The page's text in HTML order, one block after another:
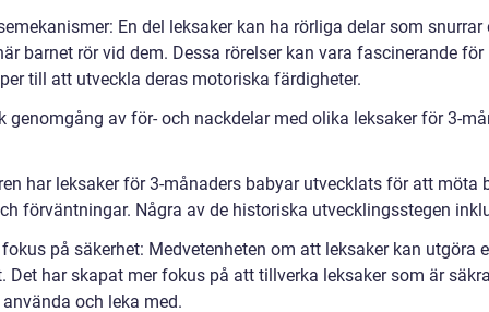
En del leksaker kan ha rörliga delar som snurrar
barnet rör vid dem. Dessa rörelser kan vara fascinerande för
till att utveckla deras motoriska färdigheter.
genomgång av för- och nackdelar med olika leksaker för 3-
har leksaker för 3-månaders babyar utvecklats för att möta
förväntningar. Några av de historiska utvecklingsstegen
på säkerhet: Medvetenheten om att leksaker kan utgöra
Det har skapat mer fokus på att tillverka leksaker som är
och leka med.